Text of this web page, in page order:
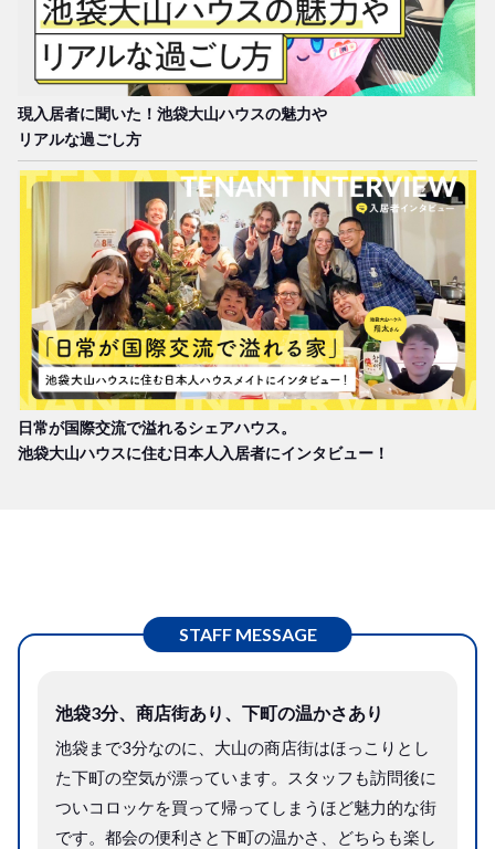
た国内留学ライフを送るなら、 ボーダレスハウス池袋大
山1がおすすめです！
※ 禁煙ハウス 喫煙される方のご入居はお断りしていま
す。
現入居者に聞いた！池袋大山ハウスの魅力や
リアルな過ごし方
日常が国際交流で溢れるシェアハウス。
池袋大山ハウスに住む日本人入居者にインタビュー！
STAFF MESSAGE
池袋3分、商店街あり、下町の温かさあり
池袋まで3分なのに、大山の商店街はほっこりとし
た下町の空気が漂っています。スタッフも訪問後に
ついコロッケを買って帰ってしまうほど魅力的な街
です。都会の便利さと下町の温かさ、どちらも楽し